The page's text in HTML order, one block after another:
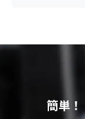
簡単！